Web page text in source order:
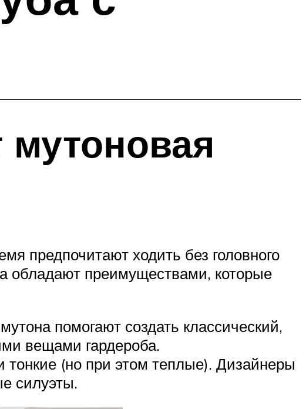
мутоновая
предпочитают ходить без головного
обладают преимуществами, которые
помогают создать классический,
вещами гардероба.
тонкие (но при этом теплые). Дизайнеры
силуэты.